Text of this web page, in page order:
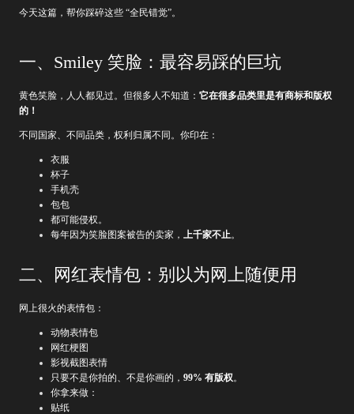
今天这篇，帮你踩碎这些 “全民错觉”。
一、Smiley 笑脸：最容易踩的巨坑
黄色笑脸，人人都见过。但很多人不知道： 它在很多品类里是有商标和版权
的！
不同国家、不同品类，权利归属不同。你印在：
衣服
杯子
手机壳
包包
都可能侵权。
每年因为笑脸图案被告的卖家， 上千家不止。
二、网红表情包：别以为网上随便用
网上很火的表情包：
动物表情包
网红梗图
影视截图表情
只要不是你拍的、不是你画的， 99% 有版权。
你拿来做：
贴纸